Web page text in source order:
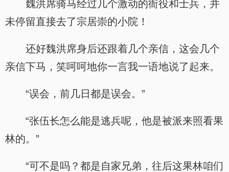
魏洪席骑马经过几个激动的衙役和士兵，并
未停留直接去了宗居崇的小院！
还好魏洪席身后还跟着几个亲信，这会几个
亲信下马，笑呵呵地你一言我一语地说了起来。
“误会，前几日都是误会。”
“张伍长怎么能是逃兵呢，他是被派来照看果
林的。”
“可不是吗？都是自家兄弟，往后这果林咱们